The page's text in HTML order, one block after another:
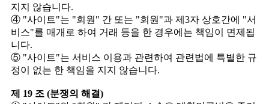
지지 않습니다.
④ "사이트"는 "회원" 간 또는 "회원"과 제3자 상호간에 "서
비스"를 매개로 하여 거래 등을 한 경우에는 책임이 면제됩
니다.
⑤ "사이트"는 서비스 이용과 관련하여 관련법에 특별한 규
정이 없는 한 책임을 지지 않습니다.
제 19 조 (분쟁의 해결)